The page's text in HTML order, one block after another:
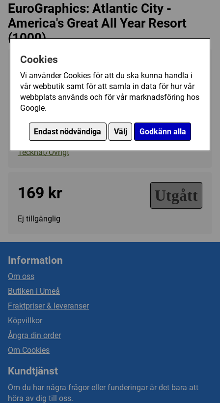
Cookies
Vi använder Cookies för att du ska kunna handla i
vår webbutik samt för att samla in data för hur vår
webbplats används och för vår marknadsföring hos
Google.
Endast nödvändiga Välj Godkänn alla
EuroGraphics: Atlantic City -
America's Great All Year Resort
(1000)
Tillverkare:
Antal bitar:1000
Storlek:49 x 68 cm
Art.nr.:EG6000-0396
Kategori(er):
Antal Bitar/1000 - 1499
Tecknat/Övrigt
169 kr Utgått
Ej tillgänglig
Information
Om oss
Butiken i Umeå
Fraktpriser & leveranser
Köpvillkor
Ångra din order
Om Cookies
Kundtjänst
Om du har några frågor eller funderingar är det bara att
höra av dig till oss.